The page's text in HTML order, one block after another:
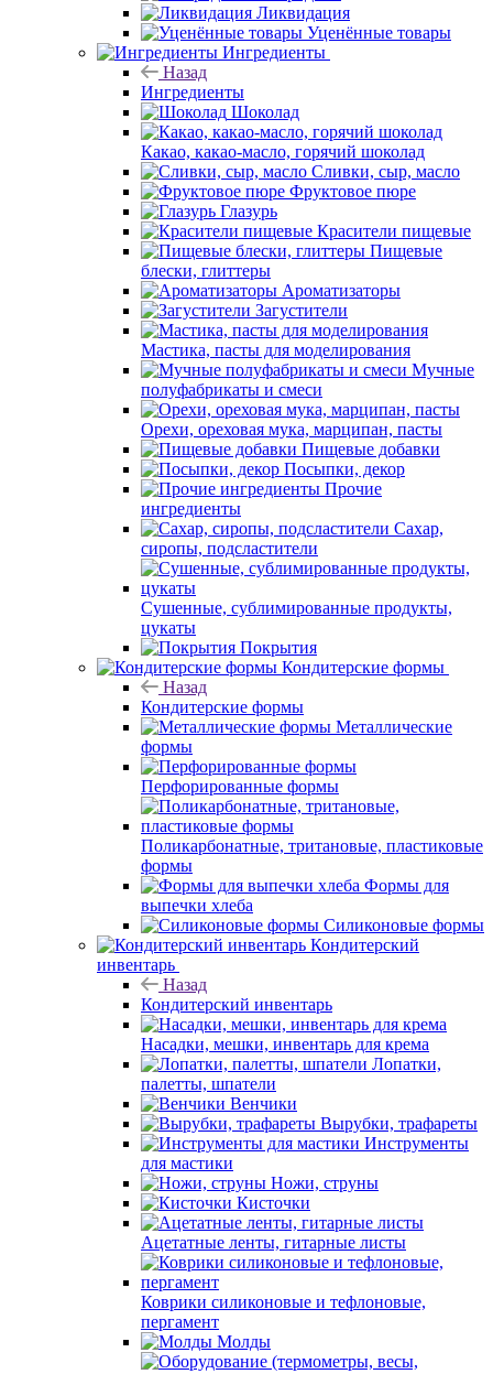
Ликвидация
Уценённые товары
Ингредиенты
Назад
Ингредиенты
Шоколад
Какао, какао-масло, горячий шоколад
Сливки, сыр, масло
Фруктовое пюре
Глазурь
Красители пищевые
Пищевые
блески, глиттеры
Ароматизаторы
Загустители
Мастика, пасты для моделирования
Мучные
полуфабрикаты и смеси
Орехи, ореховая мука, марципан, пасты
Пищевые добавки
Посыпки, декор
Прочие
ингредиенты
Сахар,
сиропы, подсластители
Сушенные, сублимированные продукты,
цукаты
Покрытия
Кондитерские формы
Назад
Кондитерские формы
Металлические
формы
Перфорированные формы
Поликарбонатные, тритановые, пластиковые
формы
Формы для
выпечки хлеба
Силиконовые формы
Кондитерский
инвентарь
Назад
Кондитерский инвентарь
Насадки, мешки, инвентарь для крема
Лопатки,
палетты, шпатели
Венчики
Вырубки, трафареты
Инструменты
для мастики
Ножи, струны
Кисточки
Ацетатные ленты, гитарные листы
Коврики силиконовые и тефлоновые,
пергамент
Молды